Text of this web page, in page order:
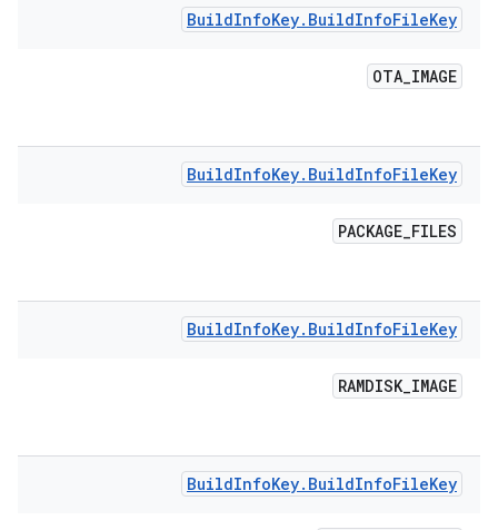
BuildInfoKey. BuildInfoFileKey
OTA_IMAGE
BuildInfoKey. BuildInfoFileKey
PACKAGE_FILES
BuildInfoKey. BuildInfoFileKey
RAMDISK_IMAGE
BuildInfoKey. BuildInfoFileKey